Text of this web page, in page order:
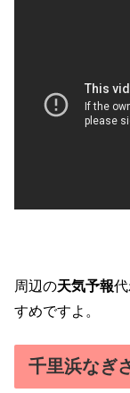
周辺の天気予報代
すめですよ。
千里浜なぎ